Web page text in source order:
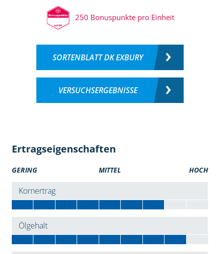
250 Bonuspunkte pro Einheit
SORTENBLATT DK EXBURY
VERSUCHSERGEBNISSE
Ertragseigenschaften
GERING MITTEL HOCH
Kornertrag
Ölgehalt